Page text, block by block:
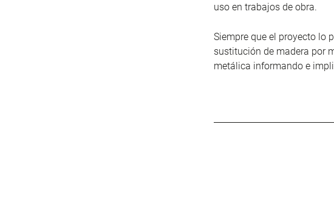
uso en trabajos de obra.
Siempre que el proyecto lo
sustitución de madera por
metálica informando e